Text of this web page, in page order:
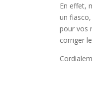
En effet,
un
pour vos
corriger